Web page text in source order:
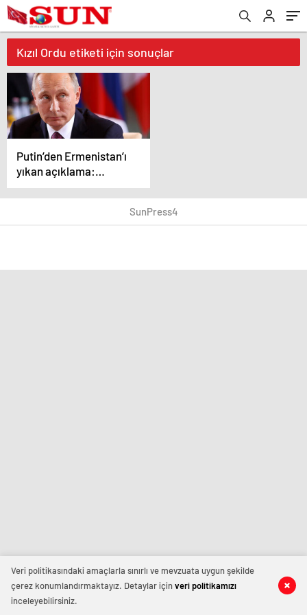
Kızıl Ordu etiketi için sonuçlar
Putin’den Ermenistan’ı
yıkan açıklama:
Karabağ Azerbaycan’ın
ayrılmaz bir parçasıdır!
SunPress4
Veri politikasındaki amaçlarla sınırlı ve mevzuata uygun şekilde
çerez konumlandırmaktayız. Detaylar içinveri politikamızı
inceleyebilirsiniz.